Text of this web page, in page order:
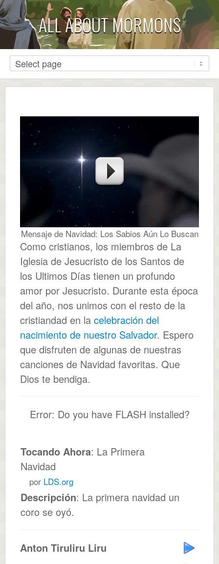
ALL ABOUT MORMONS
Mensaje de Navidad: Los Sabios Aún Lo Buscan
Como cristianos, los miembros de La
Iglesia de Jesucristo de los Santos de
los Ultimos Días tienen un profundo
amor por Jesucristo. Durante esta época
del año, nos unimos con el resto de la
cristiandad en la celebración del
nacimiento de nuestro Salvador. Espero
que disfruten de algunas de nuestras
canciones de Navidad favoritas. Que
Dios te bendiga.
Error: Do you have FLASH installed?
Tocando Ahora: La Primera
Navidad
por LDS.org
Descripción: La primera navidad un
coro se oyó.
Anton Tiruliru Liru